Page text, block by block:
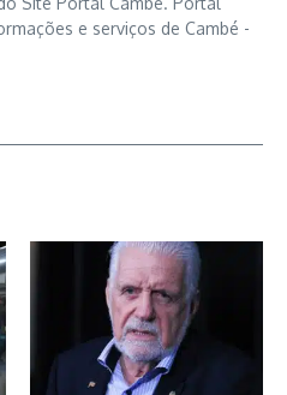
e serviços de Cambé -